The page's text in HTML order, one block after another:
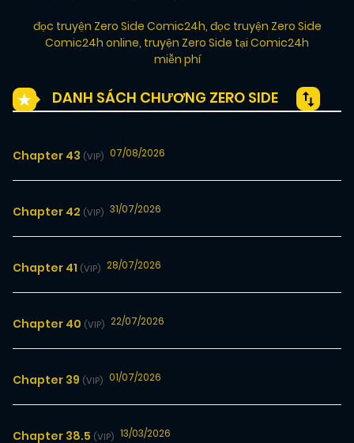
đọc truyện Zero Side Comic24h, đọc truyện Zero Side
Comic24h online, truyện Zero Side tại Comic24h
miễn phí
DANH SÁCH CHƯƠNG ZERO SIDE
Chapter 43 (VIP) 07/08/2026
Chapter 42 (VIP) 31/07/2026
Chapter 41 (VIP) 28/07/2026
Chapter 40 (VIP) 22/07/2026
Chapter 39 (VIP) 01/07/2026
Chapter 38.5 (VIP) 13/03/2026